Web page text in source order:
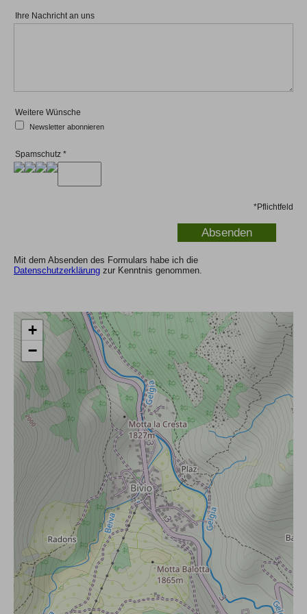
12. Reiserücktritt
13. Restrisiko
14. Reiseveranstalter
15. Das Recht auf Widerspruch (Art. 21 DSGVO)
https://www.bfdi.bund.de/DE/Buerger/Inhalte/Allgemein/
Ihre Nachricht an uns
Weitere Wünsche
Newsletter abonnieren
Spamschutz *
*Pflichtfeld
Mit dem Absenden des Formulars habe ich die
Datenschutzerklärung zur Kenntnis genommen.
+
−